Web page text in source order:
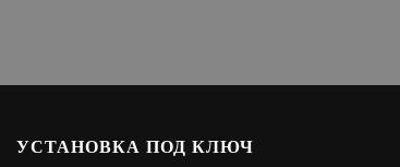
УСТАНОВКА ПОД КЛЮЧ